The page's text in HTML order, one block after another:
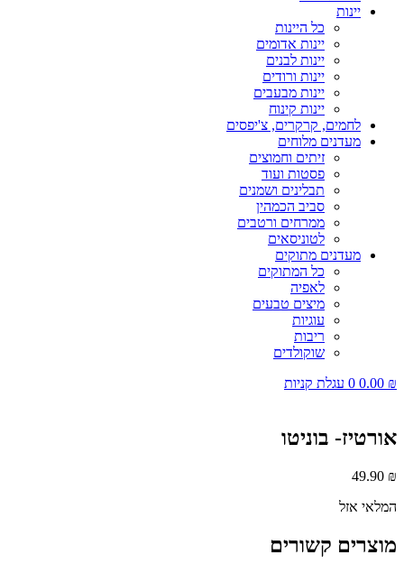
יינות
כל היינות
יינות אדומים
יינות לבנים
יינות ורודים
יינות מבעבים
יינות קינוח
לחמים, קרקרים, צ'יפסים
מעדנים מלוחים
זיתים וחמוצים
פסטות ועוד
תבלינים ושמנים
סביב הכמהין
ממרחים ורטבים
לטוניסאים
מעדנים מתוקים
כל המתוקים
לאפיה
מיצים טבעים
עוגיות
ריבות
שוקולדים
0.00 ₪
0 עגלת קניות
אורטיז- בוניטו
49.90 ₪
המלאי אזל
מוצרים קשורים